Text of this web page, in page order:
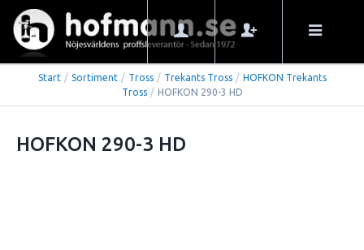
Start / Sortiment / Tross / Trekants Tross / HOFKON Trekants
Tross / HOFKON 290-3 HD
HOFKON 290-3 HD